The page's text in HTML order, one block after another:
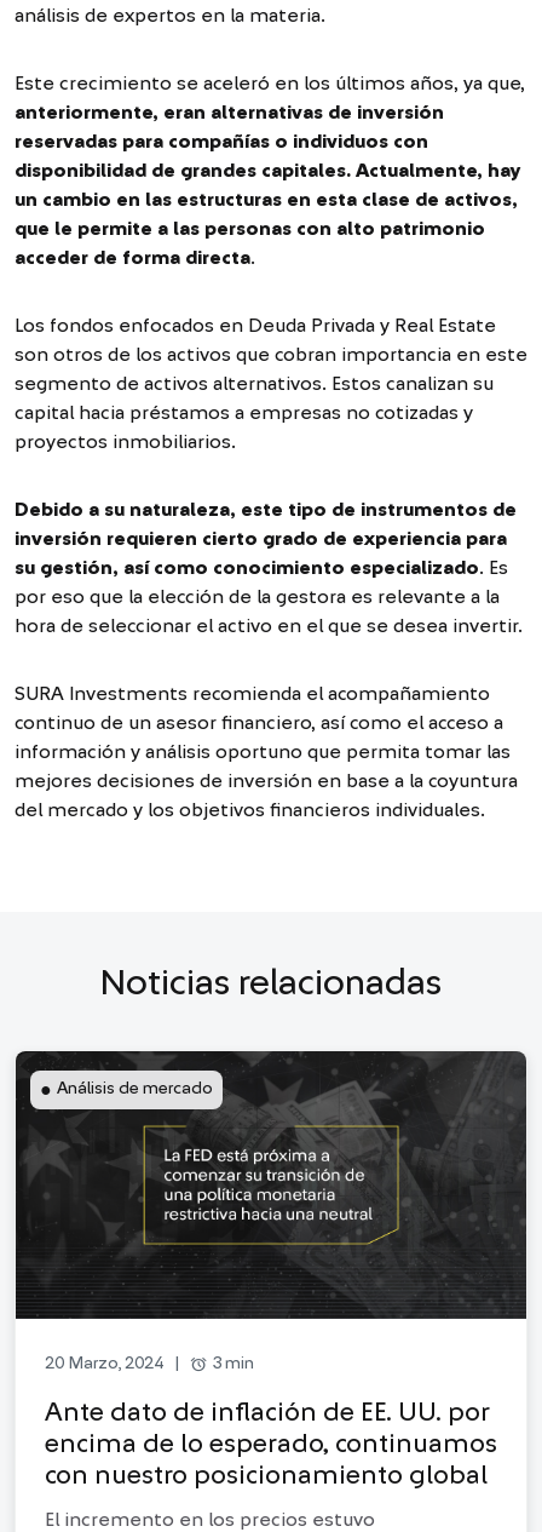
análisis de expertos en la materia.
Este crecimiento se aceleró en los últimos años, ya que,
anteriormente, eran alternativas de inversión
reservadas para compañías o individuos con
disponibilidad de grandes capitales. Actualmente, hay
un cambio en las estructuras en esta clase de activos,
que le permite a las personas con alto patrimonio
acceder de forma directa.
Los fondos enfocados en Deuda Privada y Real Estate
son otros de los activos que cobran importancia en este
segmento de activos alternativos. Estos canalizan su
capital hacia préstamos a empresas no cotizadas y
proyectos inmobiliarios.
Debido a su naturaleza, este tipo de instrumentos de
inversión requieren cierto grado de experiencia para
su gestión, así como conocimiento especializado. Es
por eso que la elección de la gestora es relevante a la
hora de seleccionar el activo en el que se desea invertir.
SURA Investments recomienda el acompañamiento
continuo de un asesor financiero, así como el acceso a
información y análisis oportuno que permita tomar las
mejores decisiones de inversión en base a la coyuntura
del mercado y los objetivos financieros individuales.
Noticias relacionadas
● Análisis de mercado
20 Marzo, 2024 alarm 3 min
Ante dato de inflación de EE. UU. por
encima de lo esperado, continuamos
con nuestro posicionamiento global
El incremento en los precios estuvo